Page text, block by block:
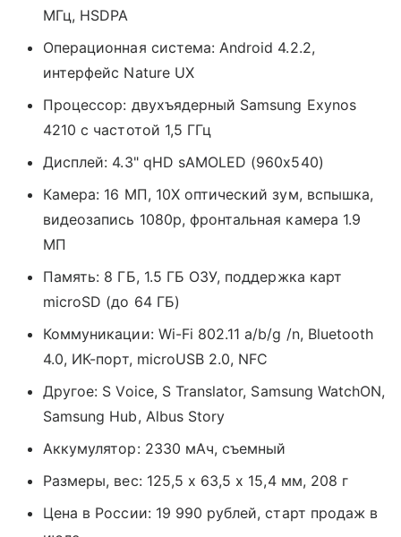
МГц, HSDPA
Операционная система: Android 4.2.2,
интерфейс Nature UX
Процессор: двухъядерный Samsung Exynos
4210 с частотой 1,5 ГГц
Дисплей: 4.3" qHD sAMOLED (960x540)
Камера: 16 МП, 10X оптический зум, вспышка,
видеозапись 1080p, фронтальная камера 1.9
МП
Память: 8 ГБ, 1.5 ГБ ОЗУ, поддержка карт
microSD (до 64 ГБ)
Коммуникации: Wi-Fi 802.11 a/b/g /n, Bluetooth
4.0, ИК-порт, microUSB 2.0, NFC
Другое: S Voice, S Translator, Samsung WatchON,
Samsung Hub, Albus Story
Аккумулятор: 2330 мАч, съемный
Размеры, вес: 125,5 x 63,5 x 15,4 мм, 208 г
Цена в России: 19 990 рублей, старт продаж в